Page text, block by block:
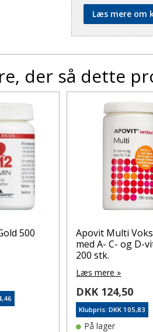
Læs mere om
der så dette
500
Apovit Multi
med A- C- og D-
200 stk.
Læs mere »
DKK 124,50
Klubpris: DKK 105,83
På lager